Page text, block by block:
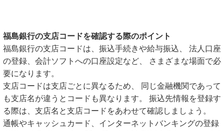
福島銀行の支店コードを確認する際のポイント
福島銀行の支店コードは、振込手続きや給与振込、 法人口座
の登録、会計ソフトへの口座設定など、 さまざまな場面で必
要になります。
支店コードは支店ごとに異なるため、 同じ金融機関であって
も支店名が違うとコードも異なります。 振込先情報を登録す
る際は、支店名と支店コードをあわせて確認しましょう。
通帳やキャッシュカード、インターネットバンキングの登録